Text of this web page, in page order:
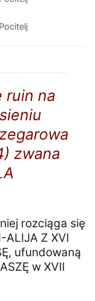
ruin na
zwana
rozciąga się
ALIJA Z XVI
ufundowaną
w XVII